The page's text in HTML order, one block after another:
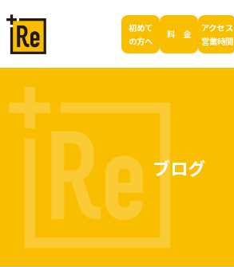
初めて
の方へ
料 金
アクセス
営業時間
ブログ